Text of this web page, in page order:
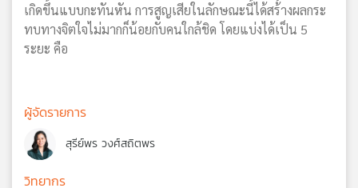
เกิดขึ้นแบบกะทันหัน การสูญเสียในลักษณะนี้ได้สร้างผลกระ
ทบทางจิตใจไม่มากก็น้อยกับคนใกล้ชิด โดยแบ่งได้เป็น 5
ระยะ คือ
ผู้จัดรายการ
สุรีย์พร วงศ์สถิตพร
วิทยากร